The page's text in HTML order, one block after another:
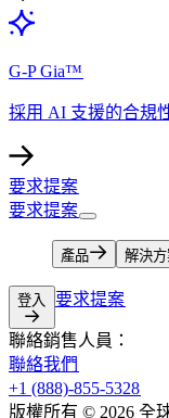
G-P Gia™​​
採用 AI 支援的合規
要求提案​​
要求提案​​
產品​​ 解決
登入​​ 要求提案​​
聯絡銷售人員：​​
聯絡我們​​
+1 (888)-855-5328​​
版權所有 © 2026 全